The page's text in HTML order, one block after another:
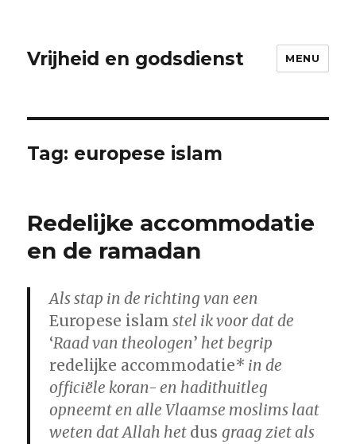
Vrijheid en godsdienst MENU
Tag: europese islam
Redelijke accommodatie
en de ramadan
Als stap in de richting van een
Europese islam stel ik voor dat de
‘Raad van theologen’ het begrip
redelijke accommodatie* in de
officiële koran- en hadithuitleg
opneemt en alle Vlaamse moslims laat
weten dat Allah het dusgraag ziet als